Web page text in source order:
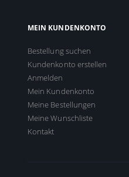
MEIN KUNDENKONTO
Bestellung suchen
Kundenkonto erstellen
Anmelden
Mein Kundenkonto
Meine Bestellungen
Meine Wunschliste
Kontakt